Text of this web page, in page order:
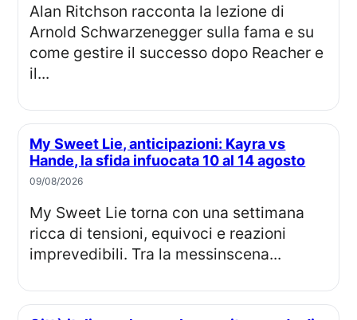
Alan Ritchson racconta la lezione di
Arnold Schwarzenegger sulla fama e su
come gestire il successo dopo Reacher e
il...
My Sweet Lie, anticipazioni: Kayra vs
Hande, la sfida infuocata 10 al 14 agosto
09/08/2026
My Sweet Lie torna con una settimana
ricca di tensioni, equivoci e reazioni
imprevedibili. Tra la messinscena...